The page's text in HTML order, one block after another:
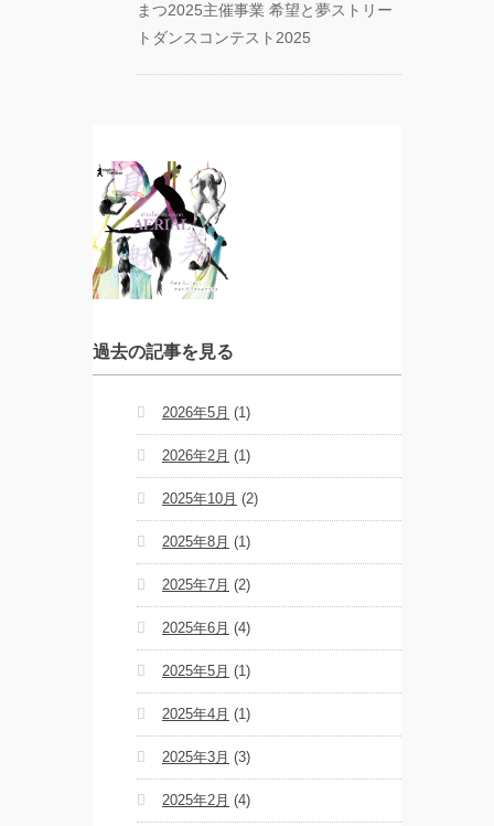
まつ2025主催事業 希望と夢ストリー
トダンスコンテスト2025
過去の記事を見る
2026年5月 (1)
2026年2月 (1)
2025年10月 (2)
2025年8月 (1)
2025年7月 (2)
2025年6月 (4)
2025年5月 (1)
2025年4月 (1)
2025年3月 (3)
2025年2月 (4)